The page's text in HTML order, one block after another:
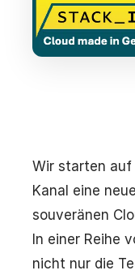
Wir starten auf
Kanal eine
souveränen
In einer Reihe
nicht nur die